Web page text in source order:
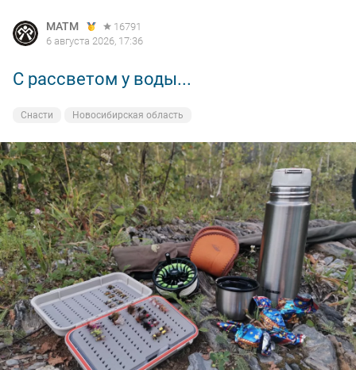
MATM
16791
6 августа 2026, 17:36
С рассветом у воды...
Снасти Новосибирская область